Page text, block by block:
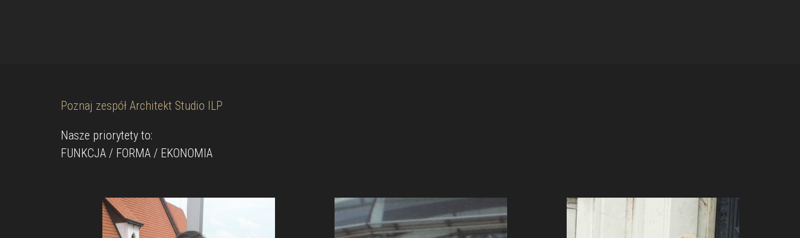
Poznaj zespół Architekt Studio ILP
Nasze priorytety to:
FUNKCJA / FORMA / EKONOMIA